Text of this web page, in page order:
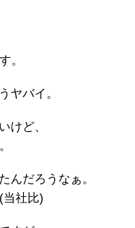
。
ヤバイ。
けど、
んだろうなぁ。
当社比)